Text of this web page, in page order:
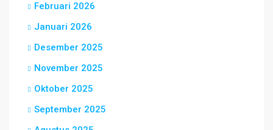
Februari 2026
Januari 2026
Desember 2025
November 2025
Oktober 2025
September 2025